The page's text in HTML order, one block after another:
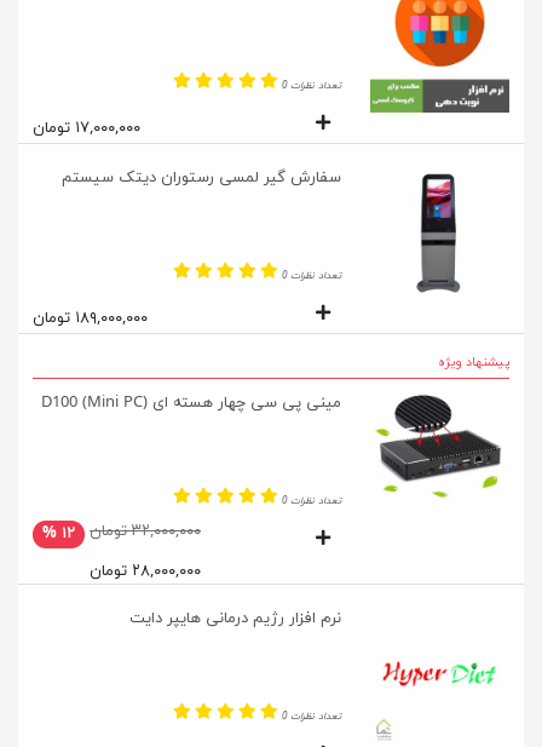
تعداد نظرات 0
۱۷,۰۰۰,۰۰۰ تومان
سفارش گیر لمسی رستوران دیتک سیستم
تعداد نظرات 0
۱۸۹,۰۰۰,۰۰۰ تومان
پیشنهاد ویژه
مینی پی سی چهار هسته ای (D100 (Mini PC
تعداد نظرات 0
۳۲,۰۰۰,۰۰۰ تومان
۱۲ %
۲۸,۰۰۰,۰۰۰ تومان
نرم افزار رژیم درمانی هایپر دایت
تعداد نظرات 0